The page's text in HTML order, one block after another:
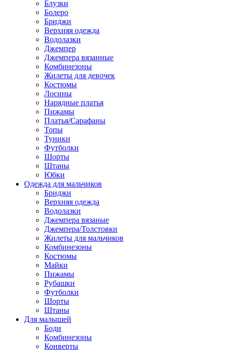
Блузки
Болеро
Бриджи
Верхняя одежда
Водолазки
Джемпер
Джемпера вязанные
Комбинезоны
Жилеты для девочек
Костюмы
Лосины
Нарядные платья
Пижамы
Платья/Сарафаны
Топы
Туники
Футболки
Шорты
Штаны
Юбки
Одежда для мальчиков
Бриджи
Верхняя одежда
Водолазки
Джемпера вязаные
Джемпера/Толстовки
Жилеты для мальчиков
Комбинезоны
Костюмы
Майки
Пижамы
Рубашки
Футболки
Шорты
Штаны
Для малышей
Боди
Комбинезоны
Конверты